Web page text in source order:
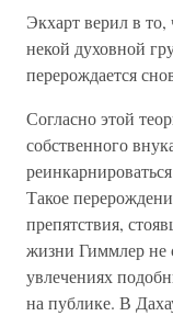
Экхарт верил в
некой духовной
перерождается
Согласно этой
собственного
Такое
препятствия,
жизни Гиммлер не
увлечениях
на публике. В